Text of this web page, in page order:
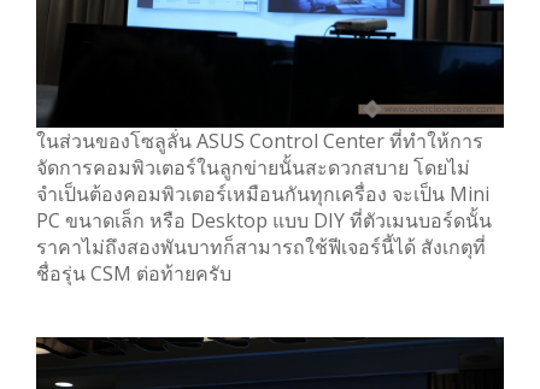
ในส่วนของโซลูลั่น ASUS Control Center ที่ทำให้การ
จัดการคอมพิวเตอร์ในลูกข่ายนั้นสะดวกสบาย โดยไม่
จำเป็นต้องคอมพิวเตอร์เหมือนกันทุกเครื่อง จะเป็น Mini
PC ขนาดเล็ก หรือ Desktop แบบ DIY ที่ตัวเมนบอร์ดนั้น
ราคาไม่ถึงสองพันบาทก็สามารถใช้ฟีเจอร์นี้ได้ สังเกตุที่
ชื่อรุ่น CSM ต่อท้ายครับ